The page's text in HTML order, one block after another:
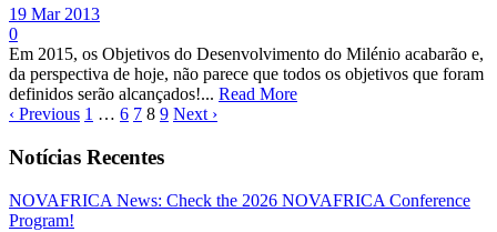
19 Mar 2013
0
Em 2015, os Objetivos do Desenvolvimento do Milénio acabarão e,
da perspectiva de hoje, não parece que todos os objetivos que foram
definidos serão alcançados!... Read More
‹ Previous 1 … 6 7 8 9 Next ›
Notícias Recentes
NOVAFRICA News: Check the 2026 NOVAFRICA Conference
Program!